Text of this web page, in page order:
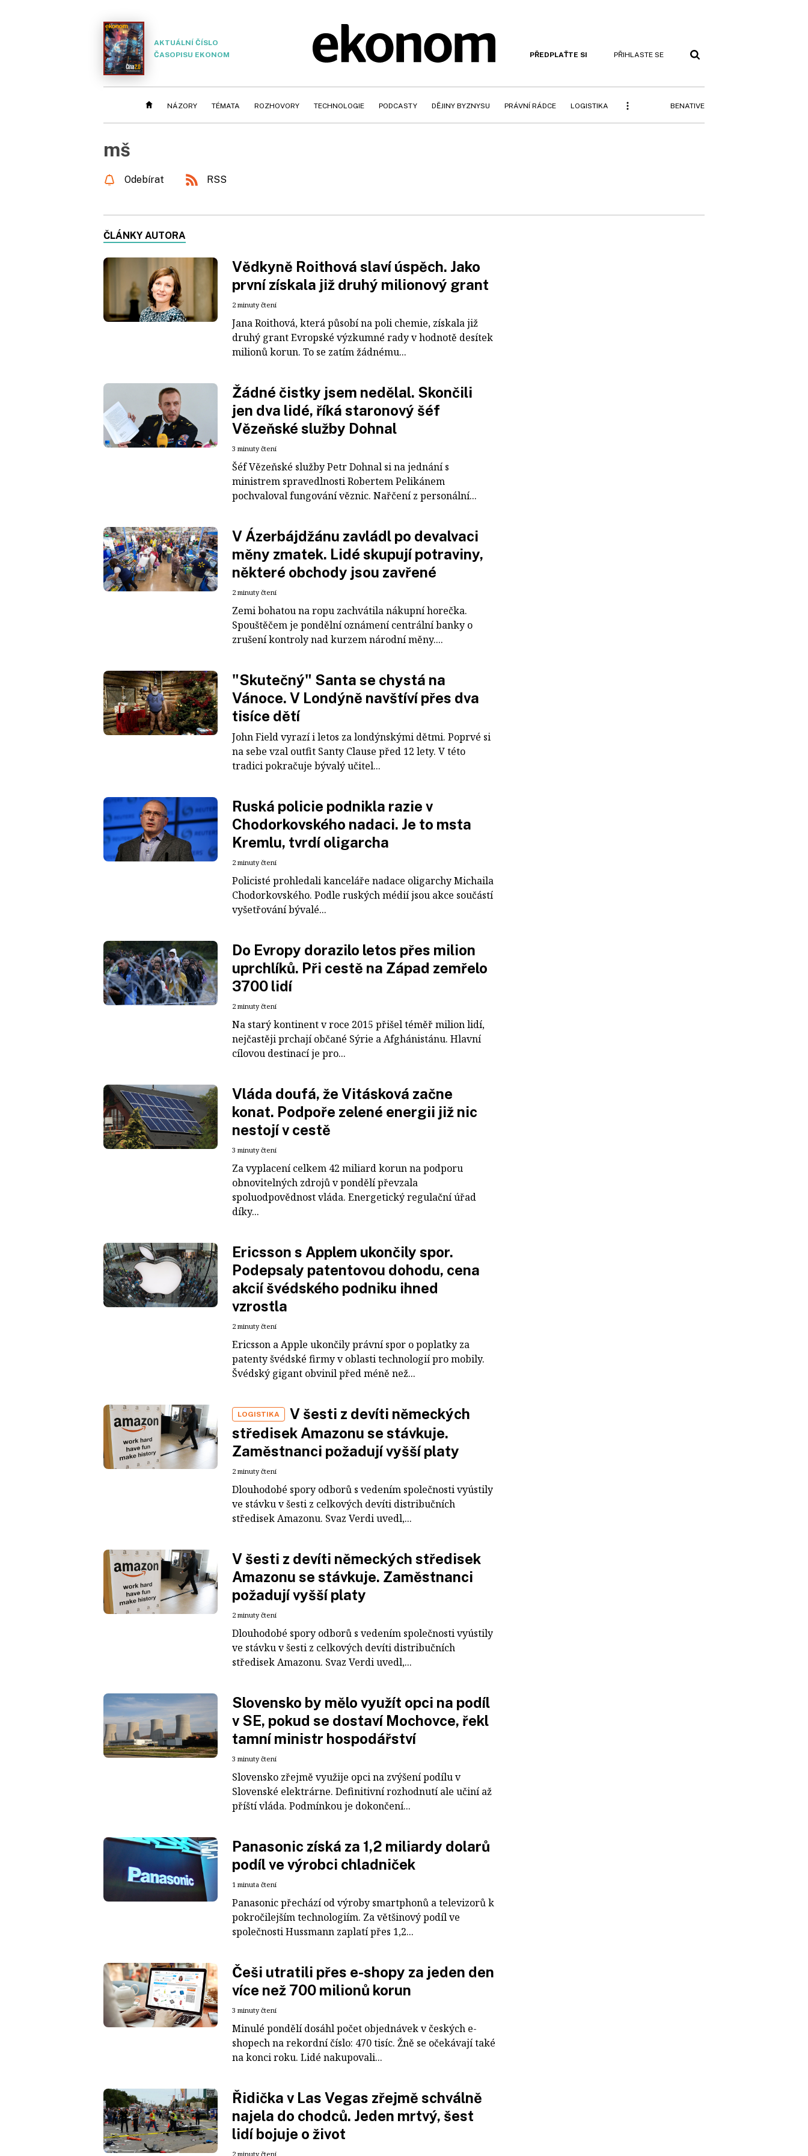
AKTUÁLNÍ ČÍSLO
ČASOPISU EKONOM
PŘEDPLAŤTE SI PŘIHLASTE SE
NÁZORY TÉMATA ROZHOVORY TECHNOLOGIE PODCASTY DĚJINY BYZNYSU PRÁVNÍ RÁDCE LOGISTIKA BENATIVE
mš
Odebírat RSS
ČLÁNKY AUTORA
Vědkyně Roithová slaví úspěch. Jako
první získala již druhý milionový grant
2 minuty čtení
Jana Roithová, která působí na poli chemie, získala již
druhý grant Evropské výzkumné rady v hodnotě desítek
milionů korun. To se zatím žádnému...
Žádné čistky jsem nedělal. Skončili
jen dva lidé, říká staronový šéf
Vězeňské služby Dohnal
3 minuty čtení
Šéf Vězeňské služby Petr Dohnal si na jednání s
ministrem spravedlnosti Robertem Pelikánem
pochvaloval fungování věznic. Nařčení z personální...
V Ázerbájdžánu zavládl po devalvaci
měny zmatek. Lidé skupují potraviny,
některé obchody jsou zavřené
2 minuty čtení
Zemi bohatou na ropu zachvátila nákupní horečka.
Spouštěčem je pondělní oznámení centrální banky o
zrušení kontroly nad kurzem národní měny....
"Skutečný" Santa se chystá na
Vánoce. V Londýně navštíví přes dva
tisíce dětí
John Field vyrazí i letos za londýnskými dětmi. Poprvé si
na sebe vzal outfit Santy Clause před 12 lety. V této
tradici pokračuje bývalý učitel...
Ruská policie podnikla razie v
Chodorkovského nadaci. Je to msta
Kremlu, tvrdí oligarcha
2 minuty čtení
Policisté prohledali kanceláře nadace oligarchy Michaila
Chodorkovského. Podle ruských médií jsou akce součástí
vyšetřování bývalé...
Do Evropy dorazilo letos přes milion
uprchlíků. Při cestě na Západ zemřelo
3700 lidí
2 minuty čtení
Na starý kontinent v roce 2015 přišel téměř milion lidí,
nejčastěji prchají občané Sýrie a Afghánistánu. Hlavní
cílovou destinací je pro...
Vláda doufá, že Vitásková začne
konat. Podpoře zelené energii již nic
nestojí v cestě
3 minuty čtení
Za vyplacení celkem 42 miliard korun na podporu
obnovitelných zdrojů v pondělí převzala
spoluodpovědnost vláda. Energetický regulační úřad
díky...
Ericsson s Applem ukončily spor.
Podepsaly patentovou dohodu, cena
akcií švédského podniku ihned
vzrostla
2 minuty čtení
Ericsson a Apple ukončily právní spor o poplatky za
patenty švédské firmy v oblasti technologií pro mobily.
Švédský gigant obvinil před méně než...
LOGISTIKA
V šesti z devíti německých
středisek Amazonu se stávkuje.
Zaměstnanci požadují vyšší platy
2 minuty čtení
Dlouhodobé spory odborů s vedením společnosti vyústily
ve stávku v šesti z celkových devíti distribučních
středisek Amazonu. Svaz Verdi uvedl,...
V šesti z devíti německých středisek
Amazonu se stávkuje. Zaměstnanci
požadují vyšší platy
2 minuty čtení
Dlouhodobé spory odborů s vedením společnosti vyústily
ve stávku v šesti z celkových devíti distribučních
středisek Amazonu. Svaz Verdi uvedl,...
Slovensko by mělo využít opci na podíl
v SE, pokud se dostaví Mochovce, řekl
tamní ministr hospodářství
3 minuty čtení
Slovensko zřejmě využije opci na zvýšení podílu v
Slovenské elektrárne. Definitivní rozhodnutí ale učiní až
příští vláda. Podmínkou je dokončení...
Panasonic získá za 1,2 miliardy dolarů
podíl ve výrobci chladniček
1 minuta čtení
Panasonic přechází od výroby smartphonů a televizorů k
pokročilejším technologiím. Za většinový podíl ve
společnosti Hussmann zaplatí přes 1,2...
Češi utratili přes e-shopy za jeden den
více než 700 milionů korun
3 minuty čtení
Minulé pondělí dosáhl počet objednávek v českých e-
shopech na rekordní číslo: 470 tisíc. Žně se očekávají také
na konci roku. Lidé nakupovali...
Řidička v Las Vegas zřejmě schválně
najela do chodců. Jeden mrtvý, šest
lidí bojuje o život
2 minuty čtení